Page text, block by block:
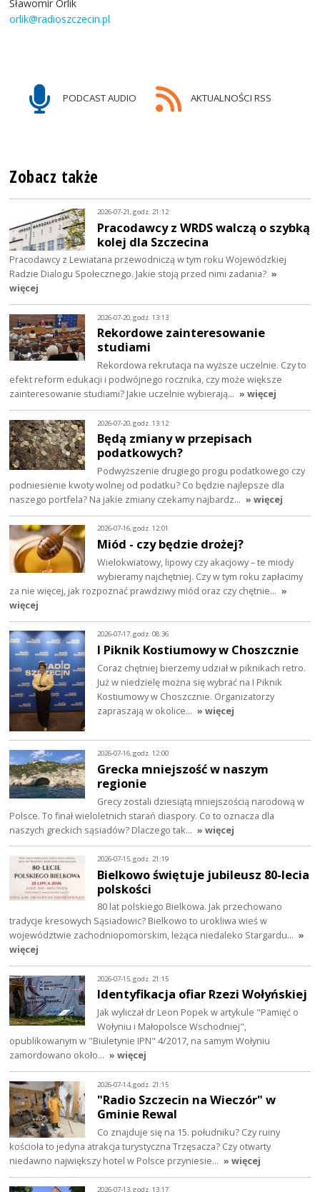
Sławomir Orlik
orlik@radioszczecin.pl
PODCAST AUDIO AKTUALNOŚCI RSS
Zobacz także
2026-07-21, godz. 21:12
Pracodawcy z WRDS walczą o szybką
kolej dla Szczecina
Pracodawcy z Lewiatana przewodniczą w tym roku Wojewódzkiej
Radzie Dialogu Społecznego. Jakie stoją przed nimi zadania? »
więcej
2026-07-20, godz. 13:13
Rekordowe zainteresowanie
studiami
Rekordowa rekrutacja na wyższe uczelnie. Czy to
efekt reform edukacji i podwójnego rocznika, czy może większe
zainteresowanie studiami? Jakie uczelnie wybierają… » więcej
2026-07-20, godz. 13:12
Będą zmiany w przepisach
podatkowych?
Podwyższenie drugiego progu podatkowego czy
podniesienie kwoty wolnej od podatku? Co będzie najlepsze dla
naszego portfela? Na jakie zmiany czekamy najbardz… » więcej
2026-07-16, godz. 12:01
Miód - czy będzie drożej?
Wielokwiatowy, lipowy czy akacjowy – te miody
wybieramy najchętniej. Czy w tym roku zapłacimy
za nie więcej, jak rozpoznać prawdziwy miód oraz czy chętnie… »
więcej
2026-07-17, godz. 08:36
I Piknik Kostiumowy w Choszcznie
Coraz chętniej bierzemy udział w piknikach retro.
Już w niedzielę można się wybrać na I Piknik
Kostiumowy w Choszcznie. Organizatorzy
zapraszają w okolice… » więcej
2026-07-16, godz. 12:00
Grecka mniejszość w naszym
regionie
Grecy zostali dziesiątą mniejszością narodową w
Polsce. To finał wieloletnich starań diaspory. Co to oznacza dla
naszych greckich sąsiadów? Dlaczego tak… » więcej
2026-07-15, godz. 21:19
Bielkowo świętuje jubileusz 80-lecia
polskości
80 lat polskiego Bielkowa. Jak przechowano
tradycje kresowych Sąsiadowic? Bielkowo to urokliwa wieś w
województwie zachodniopomorskim, leżąca niedaleko Stargardu… »
więcej
2026-07-15, godz. 21:15
Identyfikacja ofiar Rzezi Wołyńskiej
Jak wyliczał dr Leon Popek w artykule "Pamięć o
Wołyniu i Małopolsce Wschodniej",
opublikowanym w "Biuletynie IPN" 4/2017, na samym Wołyniu
zamordowano około… » więcej
2026-07-14, godz. 21:15
"Radio Szczecin na Wieczór" w
Gminie Rewal
Co znajduje się na 15. południku? Czy ruiny
kościoła to jedyna atrakcja turystyczna Trzęsacza? Czy otwarty
niedawno największy hotel w Polsce przyniesie… » więcej
2026-07-13, godz. 13:17